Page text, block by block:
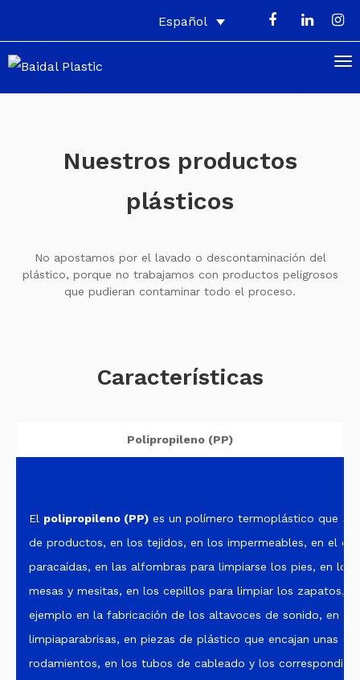
Español
Nuestros productos
plásticos
No apostamos por el lavado o descontaminación del
plástico, porque no trabajamos con productos peligrosos
que pudieran contaminar todo el proceso.
Características
Polipropileno (PP)
El polipropileno (PP) es un polímero termoplástico que se
de productos, en los tejidos, en los impermeables, en el
paracaídas, en las alfombras para limpiarse los pies, en
mesas y mesitas, en los cepillos para limpiar los zapatos,
ejemplo en la fabricación de los altavoces de sonido, en
limpiaparabrisas, en piezas de plástico que encajan unas
rodamientos, en los tubos de cableado y los